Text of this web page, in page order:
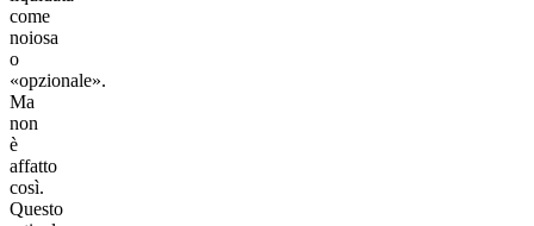
come
noiosa
o
«opzionale».
Ma
non
è
affatto
così.
Questo